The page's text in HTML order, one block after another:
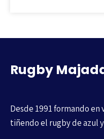
Rugby
Desde 1991 formando en
tiñendo el rugby de azul